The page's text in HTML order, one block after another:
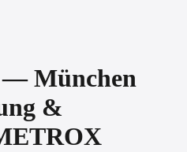
München
&